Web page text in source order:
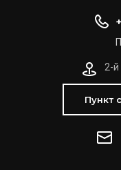
2-й
Пункт